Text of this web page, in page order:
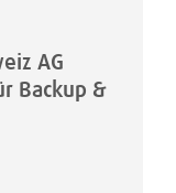
AG
Backup &